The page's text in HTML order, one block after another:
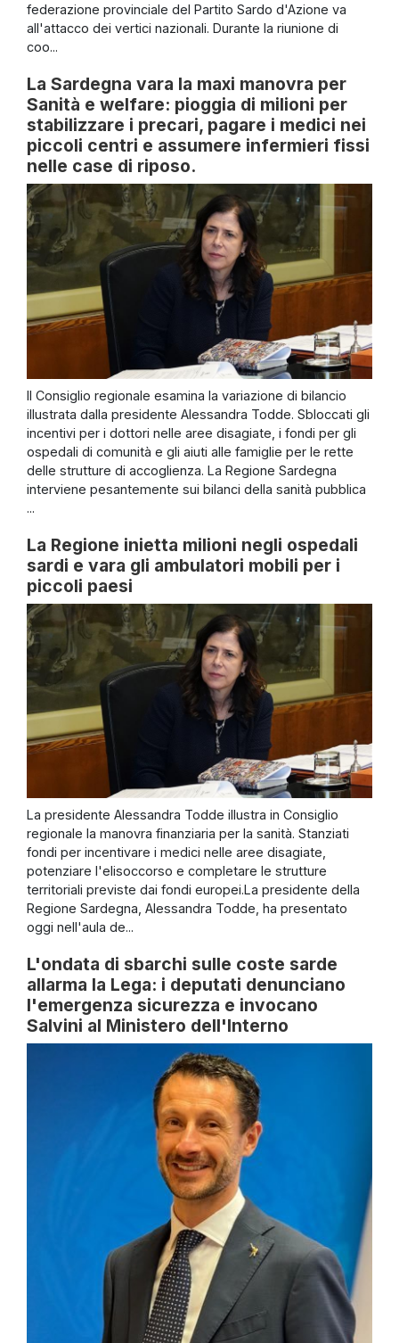
federazione provinciale del Partito Sardo d'Azione va
all'attacco dei vertici nazionali. Durante la riunione di
coo...
La Sardegna vara la maxi manovra per
Sanità e welfare: pioggia di milioni per
stabilizzare i precari, pagare i medici nei
piccoli centri e assumere infermieri fissi
nelle case di riposo.
Il Consiglio regionale esamina la variazione di bilancio
illustrata dalla presidente Alessandra Todde. Sbloccati gli
incentivi per i dottori nelle aree disagiate, i fondi per gli
ospedali di comunità e gli aiuti alle famiglie per le rette
delle strutture di accoglienza. La Regione Sardegna
interviene pesantemente sui bilanci della sanità pubblica
...
La Regione inietta milioni negli ospedali
sardi e vara gli ambulatori mobili per i
piccoli paesi
La presidente Alessandra Todde illustra in Consiglio
regionale la manovra finanziaria per la sanità. Stanziati
fondi per incentivare i medici nelle aree disagiate,
potenziare l'elisoccorso e completare le strutture
territoriali previste dai fondi europei.La presidente della
Regione Sardegna, Alessandra Todde, ha presentato
oggi nell'aula de...
L'ondata di sbarchi sulle coste sarde
allarma la Lega: i deputati denunciano
l'emergenza sicurezza e invocano
Salvini al Ministero dell'Interno